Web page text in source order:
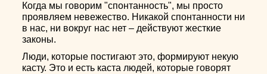
Когда мы говорим "спонтанность", мы просто
проявляем невежество. Никакой спонтанности ни
в нас, ни вокруг нас нет – действуют жесткие
законы.
Люди, которые постигают это, формируют некую
касту. Это и есть каста людей, которые говорят